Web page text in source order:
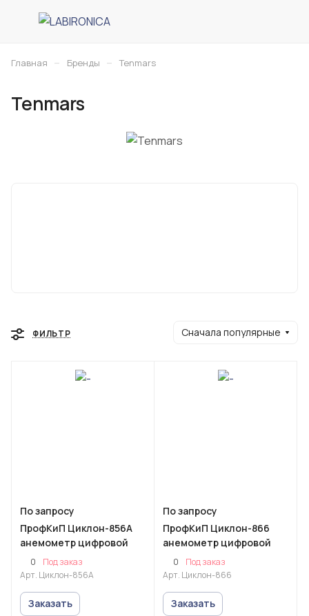
Главная – Бренды – Tenmars
Tenmars
ФИЛЬТР Сначала популярные
По запросу
ПрофКиП Циклон-856А
анемометр цифровой
0
Под заказ
Арт. Циклон-856А
Заказать
По запросу
ПрофКиП Циклон-866
анемометр цифровой
0
Под заказ
Арт. Циклон-866
Заказать